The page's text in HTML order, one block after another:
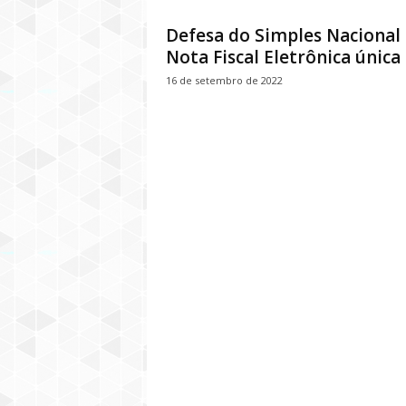
Defesa do Simples Nacional
Nota Fiscal Eletrônica única
16 de setembro de 2022